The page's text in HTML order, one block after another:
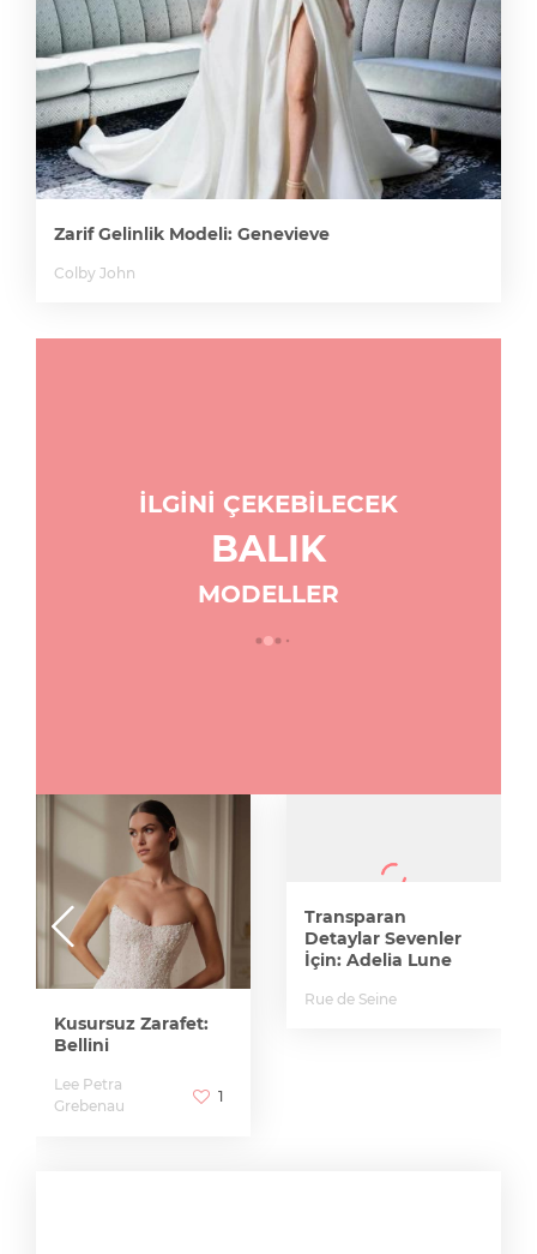
Zarif Gelinlik Modeli: Genevieve
Colby John
İLGİNİ ÇEKEBİLECEK
BALIK
MODELLER
Kusursuz Zarafet:
Bellini
Lee Petra
Grebenau
1
Transparan
Detaylar Sevenler
İçin: Adelia Lune
Rue de Seine